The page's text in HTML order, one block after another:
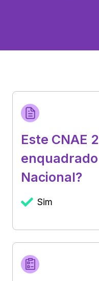
Este CNAE
Nacional?
Sim